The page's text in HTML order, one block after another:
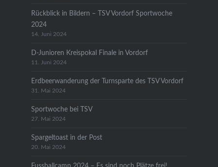
Rückblick in Bildern – TSV Vordorf Sportwoche
2024
14. Juni 2024
D-Junioren Kreispokal Finale in Vordorf
11. Juni 2024
Erdbeerwanderung der Turnsparte des TSV Vordorf
31. Mai 2024
Sportwoche bei TSV
27. Mai 2024
Spargeltoast in der Post
20. Mai 2024